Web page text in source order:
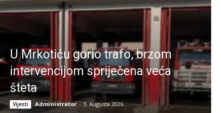
U Mrkotiću gorio trafo, brzom
intervencijom spriječena veća
šteta
Vijesti Administrator - 5. Augusta 2026.